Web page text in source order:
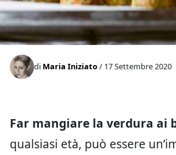
di Maria Iniziato/ 17 Settembre 2020
Far mangiare la verdura ai
qualsiasi età, può essere